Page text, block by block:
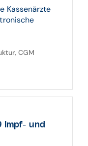
Kassenärzte
CGM
Impf- und